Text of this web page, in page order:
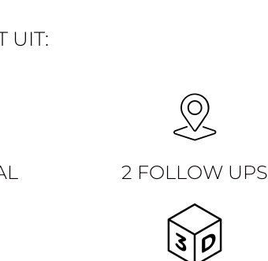
UIT:
2 FOLLOW UPS